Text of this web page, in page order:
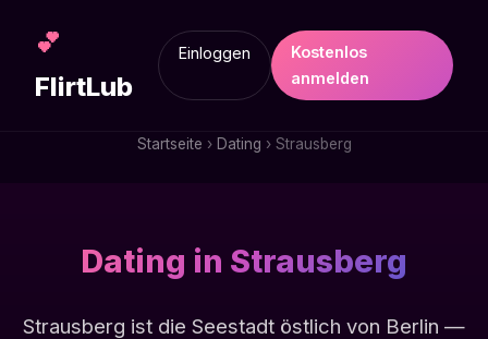
💕
FlirtLub
Einloggen
Kostenlos
anmelden
Startseite › Dating › Strausberg
Dating in Strausberg
Strausberg ist die Seestadt östlich von Berlin —